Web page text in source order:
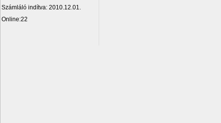
Számláló indítva: 2010.12.01.
Online:22